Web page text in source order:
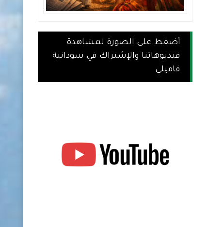
أضغط على الصورة لمشاهدة
فيديوهاتنا والإشتراك في سودانية
فاميلي